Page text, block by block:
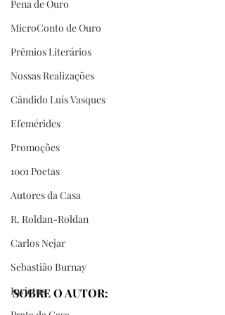
Pena de Ouro
MicroConto de Ouro
Prêmios Literários
Nossas Realizações
Cândido Luís Vasques
Efemérides
Promoções
1001 Poetas
Autores da Casa
R. Roldan-Roldan
Carlos Nejar
Sebastião Burnay
Invictus
SOBRE O AUTOR: